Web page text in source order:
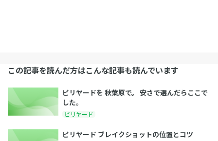
この記事を読んだ方はこんな記事も読んでいます
ビリヤードを 秋葉原で。 安さで選んだらここで
した。
ビリヤード
ビリヤード ブレイクショットの位置とコツ